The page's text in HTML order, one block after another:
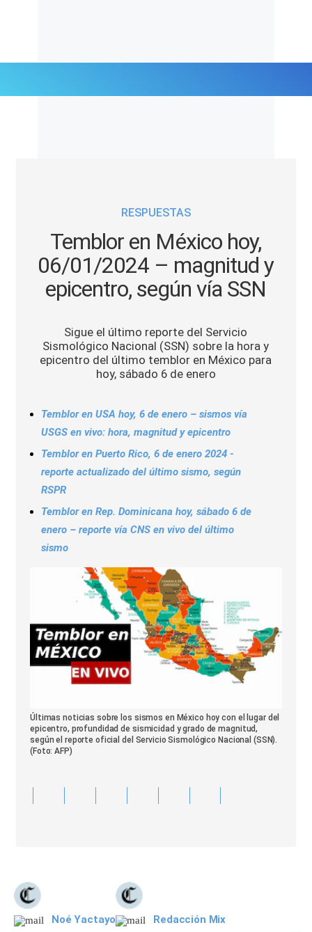
Tendencias Mix
RESPUESTAS
Temblor en México hoy,
06/01/2024 – magnitud y
epicentro, según vía SSN
Sigue el último reporte del Servicio
Sismológico Nacional (SSN) sobre la hora y
epicentro del último temblor en México para
hoy, sábado 6 de enero
Temblor en USA hoy, 6 de enero – sismos vía
USGS en vivo: hora, magnitud y epicentro
Temblor en Puerto Rico, 6 de enero 2024 -
reporte actualizado del último sismo, según
RSPR
Temblor en Rep. Dominicana hoy, sábado 6 de
enero – reporte vía CNS en vivo del último
sismo
Últimas noticias sobre los sismos en México hoy con el lugar del
epicentro, profundidad de sismicidad y grado de magnitud,
según el reporte oficial del Servicio Sismológico Nacional (SSN).
(Foto: AFP)
Noé Yactayo Redacción Mix